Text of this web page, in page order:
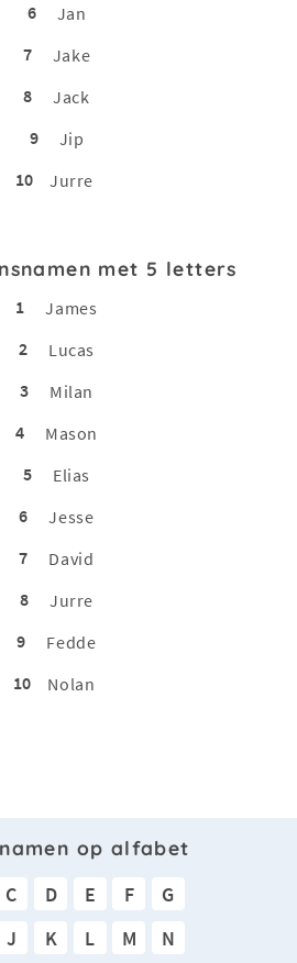
6
Jan
7
Jake
8
Jack
9
Jip
10
Jurre
met 5 letters
1
James
2
Lucas
3
Milan
4
Mason
5
Elias
6
Jesse
7
David
8
Jurre
9
Fedde
10
Nolan
op alfabet
C D E F
G
J K L M
N